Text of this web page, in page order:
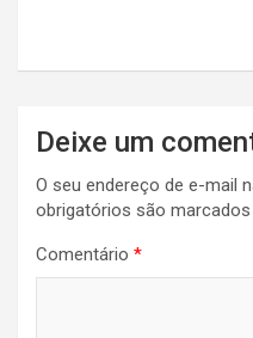
Deixe um
O seu endereço de e-mail
obrigatórios são
Comentário *